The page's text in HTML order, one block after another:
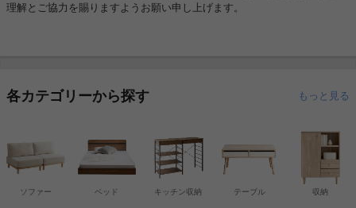
理解とご協力を賜りますようお願い申し上げます。
各カテゴリーから探す もっと見る
ソファー ベッド 収納
キッチン収納 テーブル